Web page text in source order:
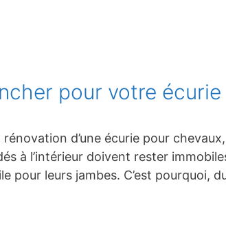
pour votre écurie
d’une écurie pour
à l’intérieur doivent rester
pour leurs jambes. C’est pourquoi,